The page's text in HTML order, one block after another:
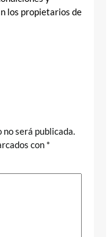
los propietarios de
será publicada.
con *